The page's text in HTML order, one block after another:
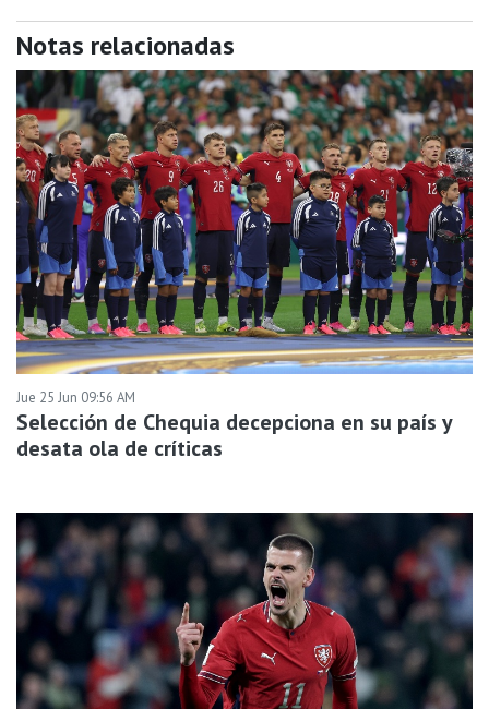
Notas relacionadas
Jue 25 Jun 09:56 AM
Selección de Chequia decepciona en su país y
desata ola de críticas